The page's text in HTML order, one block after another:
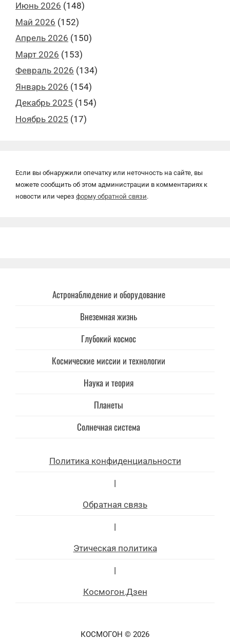
Июнь 2026 (148)
Май 2026 (152)
Апрель 2026 (150)
Март 2026 (153)
Февраль 2026 (134)
Январь 2026 (154)
Декабрь 2025 (154)
Ноябрь 2025 (17)
Если вы обнаружили опечатку или неточность на сайте, вы
можете сообщить об этом администрации в комментариях к
новости или через форму обратной связи.
Астронаблюдение и оборудование
Внеземная жизнь
Глубокий космос
Космические миссии и технологии
Наука и теория
Планеты
Солнечная система
Политика конфиденциальности
|
Обратная связь
|
Этическая политика
|
Космогон.Дзен
КОСМОГОН © 2026